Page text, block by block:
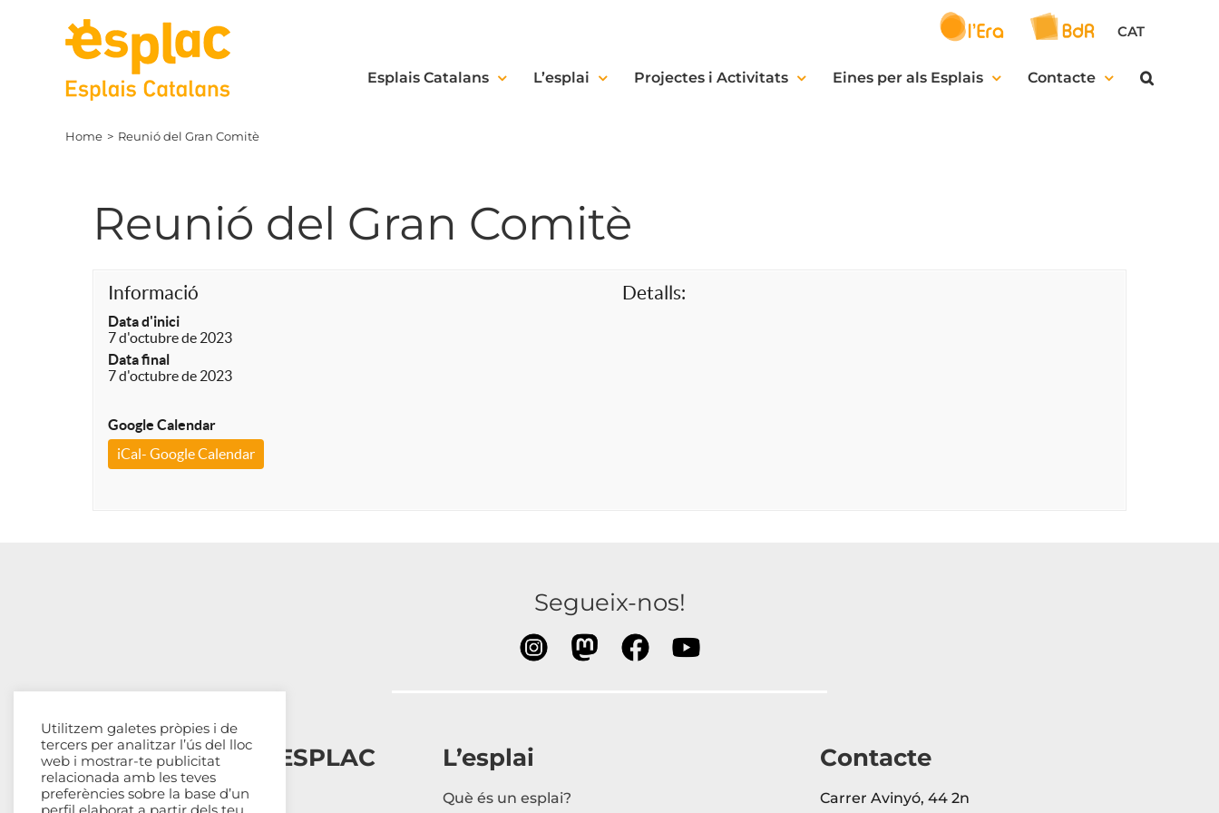
CAT
Esplais Catalans L’esplai Projectes i Activitats Eines per als Esplais Contacte
Home Reunió del Gran Comitè
Reunió del Gran Comitè
Informació
Data d'inici
7 d'octubre de 2023
Data final
7 d'octubre de 2023
Google Calendar
iCal- Google Calendar
Detalls:
Segueix-nos!
Esplais Catalans, ESPLAC
Qui som
L’esplai
Què és un esplai?
Contacte
Carrer Avinyó, 44 2n
Utilitzem galetes pròpies i de
tercers per analitzar l’ús del lloc
web i mostrar-te publicitat
relacionada amb les teves
preferències sobre la base d’un